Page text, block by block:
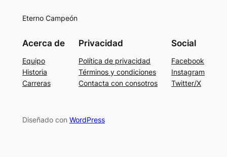
Eterno Campeón
Acerca de
Equipo
Historia
Carreras
Privacidad
Política de privacidad
Términos y condiciones
Contacta con consotros
Social
Facebook
Instagram
Twitter/X
Diseñado con WordPress